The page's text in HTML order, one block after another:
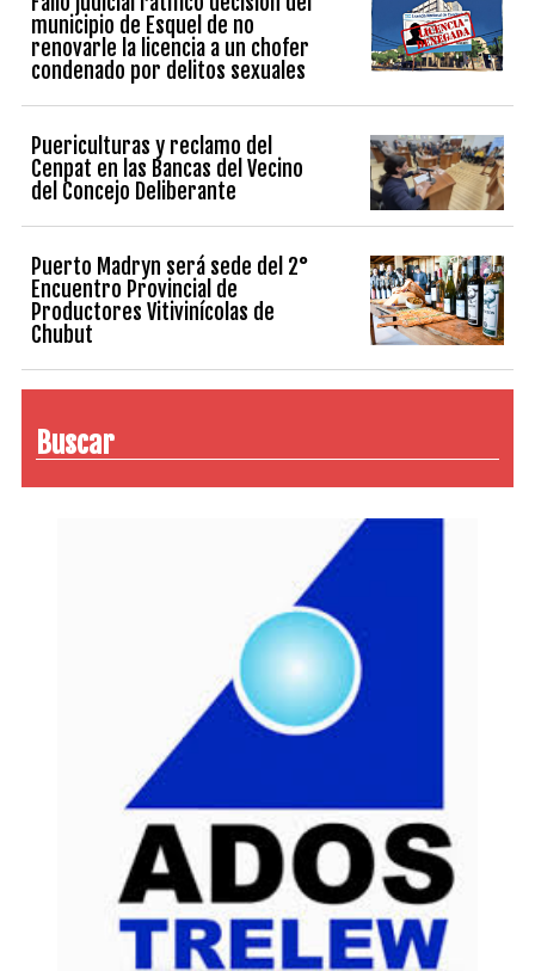
municipio de Esquel de no
renovarle la licencia a un chofer
condenado por delitos sexuales
Puericulturas y reclamo del
Cenpat en las Bancas del Vecino
del Concejo Deliberante
Puerto Madryn será sede del 2°
Encuentro Provincial de
Productores Vitivinícolas de
Chubut
Buscar